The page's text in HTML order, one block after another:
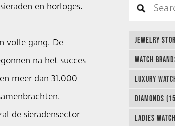
en horloges.
volle gang. De
na het succes
meer dan 31.000
de sieradensector
JEWELRY
WATCH
LUXURY
DIAMONDS
LADIES